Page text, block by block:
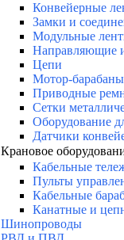
Конвейерные
Замки и
Модульные
Направляющие
Цепи
Мотор-барабаны
Приводные
Сетки
Оборудование
Датчики
Крановое
Кабельные
Пульты
Кабельные
Канатные и
Шинопроводы